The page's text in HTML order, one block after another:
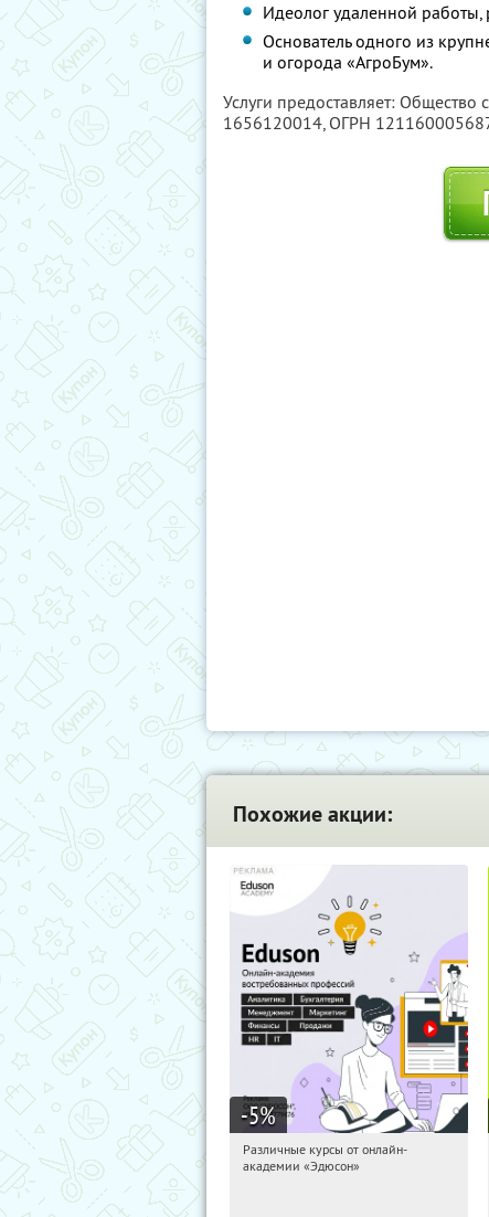
Идеолог удаленной работы,
Основатель одного из
и огорода «АгроБум».
Услуги предоставляет: Общество
1656120014, ОГРН
Похожие акции:
-5%
00:15:11 Получили:
Различные курсы от онлайн-
академии «Эдюсон»